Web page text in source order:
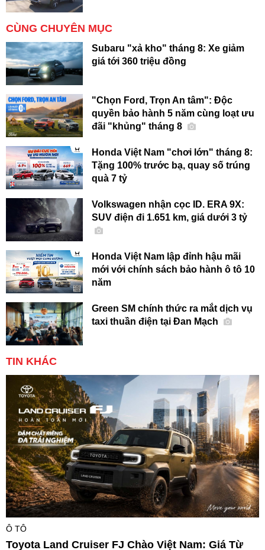
CÙNG CHUYÊN MỤC
Subaru "xả kho" tháng 8: Xe giảm
giá tới 360 triệu đồng
"Chọn Ford, Trọn An tâm": Độc
quyền bảo hành 5 năm cùng loạt ưu
đãi "khủng" tháng 8
Honda Việt Nam "chơi lớn" tháng 8:
Tặng 100% trước bạ, quay số trúng
quà 7 tỷ
Volkswagen nhận cọc ID. ERA 9X:
SUV điện đi 1.651 km, giá dưới 3 tỷ
Honda Việt Nam lập đỉnh hậu mãi
mới với chính sách bảo hành ô tô 10
năm
Green SM chính thức ra mắt dịch vụ
taxi thuần điện tại Đan Mạch
TIN KHÁC
Ô TÔ
Toyota Land Cruiser FJ Chào Việt Nam: Giá Từ